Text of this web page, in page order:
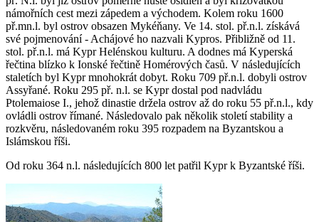
námořních cest mezi zápedem a východem. Kolem roku 1600
př.mn.l. byl ostrov obsazen Mykéňany. Ve 14. stol. př.n.l. získává
své pojmenování - Achájové ho nazvali Kypros. Přibližně od 11.
stol. př.n.l. má Kypr Helénskou kulturu. A dodnes má Kyperská
řečtina blízko k Ionské řečtině Homérových časů. V následujících
staletích byl Kypr mnohokrát dobyt. Roku 709 př.n.l. dobyli ostrov
Assyřané. Roku 295 př. n.l. se Kypr dostal pod nadvládu
Ptolemaiose I., jehož dinastie držela ostrov až do roku 55 př.n.l., kdy
ovládli ostrov římané. Následovalo pak několik století stability a
rozkvěru, následovaném roku 395 rozpadem na Byzantskou a
Islámskou říši.
Od roku 364 n.l. následujících 800 let patřil Kypr k Byzantské říši.